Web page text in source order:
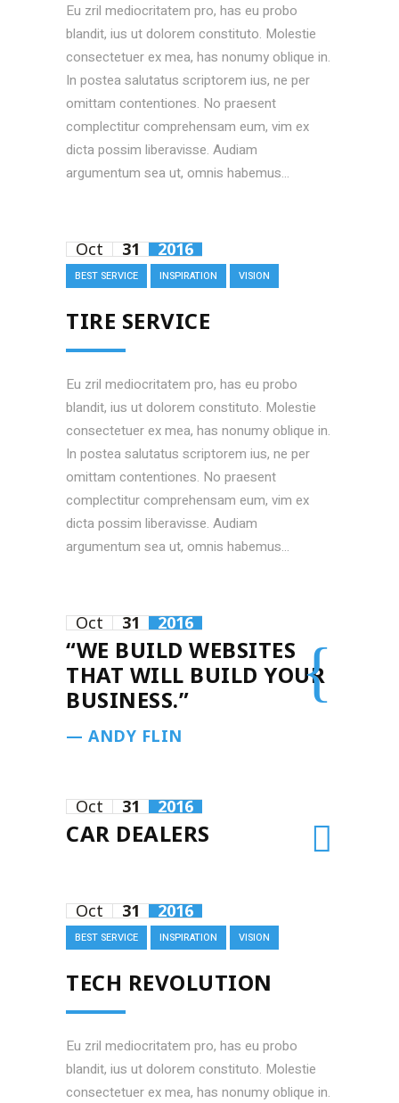
Eu zril mediocritatem pro, has eu probo
blandit, ius ut dolorem constituto. Molestie
consectetuer ex mea, has nonumy oblique in.
In postea salutatus scriptorem ius, ne per
omittam contentiones. No praesent
complectitur comprehensam eum, vim ex
dicta possim liberavisse. Audiam
argumentum sea ut, omnis habemus...
Oct 31 2016
BEST SERVICE INSPIRATION VISION
TIRE SERVICE
Eu zril mediocritatem pro, has eu probo
blandit, ius ut dolorem constituto. Molestie
consectetuer ex mea, has nonumy oblique in.
In postea salutatus scriptorem ius, ne per
omittam contentiones. No praesent
complectitur comprehensam eum, vim ex
dicta possim liberavisse. Audiam
argumentum sea ut, omnis habemus...
Oct 31 2016
“WE BUILD WEBSITES
THAT WILL BUILD YOUR
BUSINESS.”
— ANDY FLIN
Oct 31 2016
CAR DEALERS
Oct 31 2016
BEST SERVICE INSPIRATION VISION
TECH REVOLUTION
Eu zril mediocritatem pro, has eu probo
blandit, ius ut dolorem constituto. Molestie
consectetuer ex mea, has nonumy oblique in.